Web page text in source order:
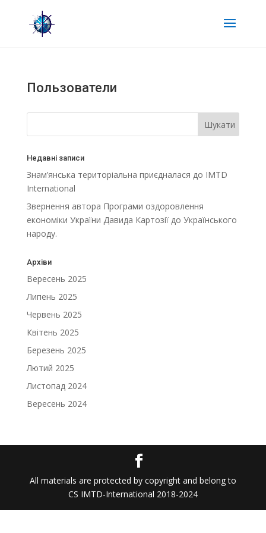
Пользователи
Недавні записи
Знам’янська територіальна приєдналася до IMTD
International
Звернення автора Програми оздоровлення
економіки України Давида Картозії до Українського
народу.
Архіви
Вересень 2025
Липень 2025
Червень 2025
Квітень 2025
Березень 2025
Лютий 2025
Листопад 2024
Вересень 2024
All materials are protected by copyright and belong to
CS IMTD-International 2018-2024